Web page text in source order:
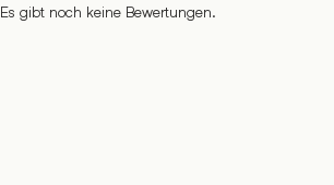
Es gibt noch keine Bewertungen.